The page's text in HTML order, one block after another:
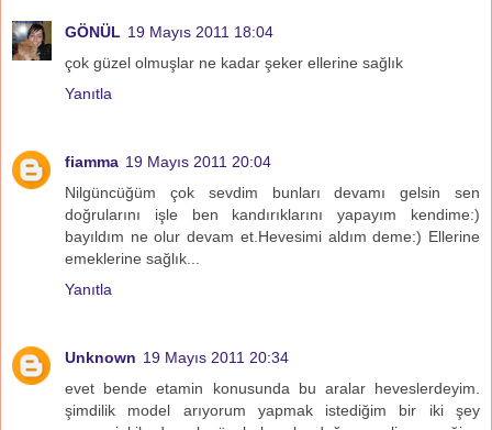
GÖNÜL 19 Mayıs 2011 18:04
çok güzel olmuşlar ne kadar şeker ellerine sağlık
Yanıtla
fiamma 19 Mayıs 2011 20:04
Nilgüncüğüm çok sevdim bunları devamı gelsin sen
doğrularını işle ben kandırıklarını yapayım kendime:)
bayıldım ne olur devam et.Hevesimi aldım deme:) Ellerine
emeklerine sağlık...
Yanıtla
Unknown 19 Mayıs 2011 20:34
evet bende etamin konusunda bu aralar heveslerdeyim.
şimdilik model arıyorum yapmak istediğim bir iki şey